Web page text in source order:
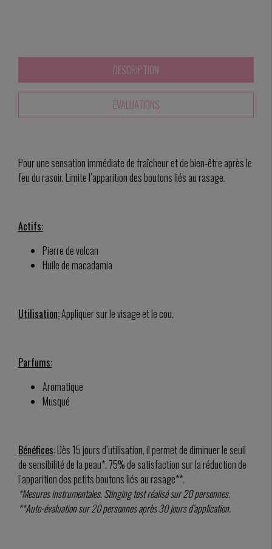
DESCRIPTION
ÉVALUATIONS
Pour une sensation immédiate de fraîcheur et de bien-être après le
feu du rasoir. Limite l’apparition des boutons liés au rasage.
Actifs:
Pierre de volcan
Huile de macadamia
Utilisation:Appliquer sur le visage et le cou.
Parfums:
Aromatique
Musqué
Bénéfices:Dès 15 jours d’utilisation, il permet de diminuer le seuil
de sensibilité de la peau*. 75% de satisfaction sur la réduction de
l’apparition des petits boutons liés au rasage**.
*Mesures instrumentales. Stinging test réalisé sur 20 personnes.
**Auto-évaluation sur 20 personnes après 30 jours d’application.